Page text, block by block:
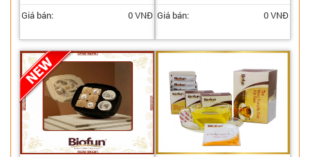
Giá bán: 0 VNĐ Giá bán: 0 VNĐ